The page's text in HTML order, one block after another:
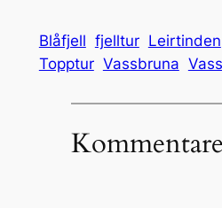
Blåfjell fjelltur Leirtinden
Topptur Vassbruna